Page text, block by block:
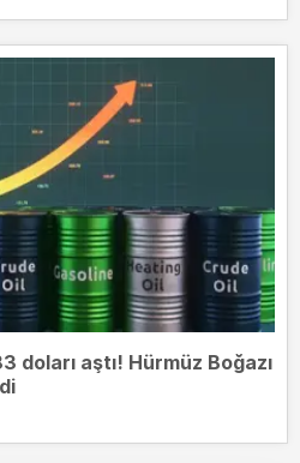
doları aştı! Hürmüz Boğazı